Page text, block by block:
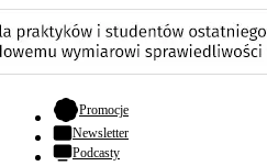
Promocje- otwiera się w nowej karcie
Newsletter
Podcasty